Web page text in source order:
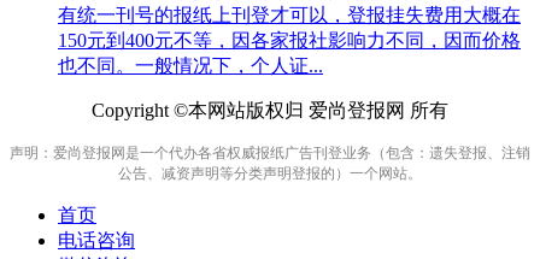
有统一刊号的报纸上刊登才可以，登报挂失费用大概在
150元到400元不等，因各家报社影响力不同，因而价格
也不同。一般情况下，个人证...
Copyright ©本网站版权归 爱尚登报网 所有
声明：爱尚登报网是一个代办各省权威报纸广告刊登业务（包含：遗失登报、注销
公告、减资声明等分类声明登报的）一个网站。
首页
电话咨询